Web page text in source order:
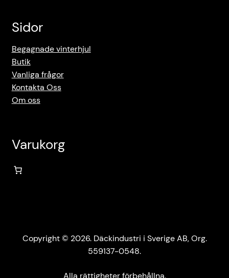
Sidor
Begagnade vinterhjul
Butik
Vanliga frågor
Kontakta Oss
Om oss
Varukorg
Copyright © 2026. Däckindustri i Sverige AB, Org.
559137-0548.
Alla rättigheter förbehållna.